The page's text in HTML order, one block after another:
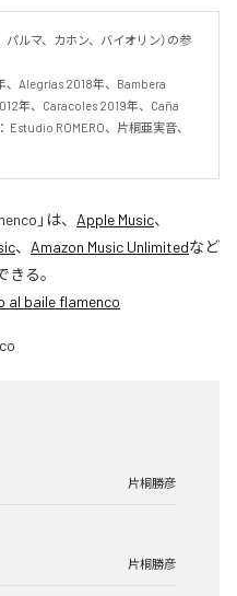
ルマ、カホン、バイオリン）の参
Alegrías 2018年、Bambera
年、Caracoles 2019年、Caña
Estudio ROMERO、片桐亜実音、
」は、 Apple Music、
、 Amazon Music Unlimitedなど
る。
al baile flamenco
片桐勝彦
片桐勝彦